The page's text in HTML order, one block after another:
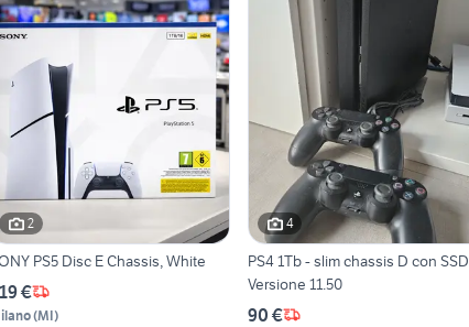
2
PS5 Disc E Chassis, White
€
(MI)
4
PS4 1Tb - slim chassis D con SSD
Versione 11.50
90 €